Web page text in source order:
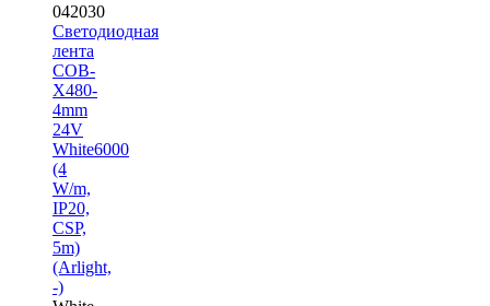
042030
Светодиодная
лента
COB-
X480-
4mm
24V
White6000
(4
W/m,
IP20,
CSP,
5m)
(Arlight,
-)